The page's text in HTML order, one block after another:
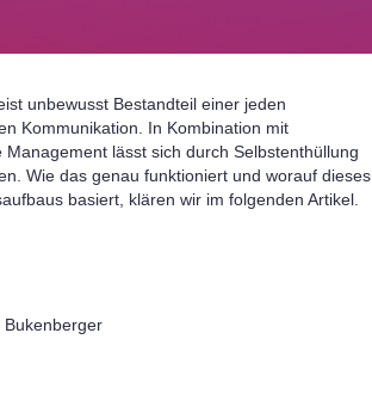
unbewusst Bestandteil einer jeden
Kommunikation. In Kombination mit
lässt sich durch Selbstenthüllung
Wie das genau funktioniert und worauf dieses
basiert, klären wir im folgenden Artikel.
Bukenberger